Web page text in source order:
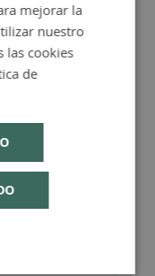
SPANISH
ENGLISH
mejorar la
nuestro
las cookies
de